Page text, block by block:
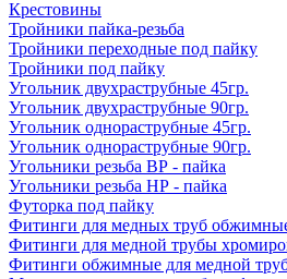
Крестовины
Тройники пайка-резьба
Тройники переходные под пайку
Тройники под пайку
Угольник двухраструбные 45гр.
Угольник двухраструбные 90гр.
Угольник однораструбные 45гр.
Угольник однораструбные 90гр.
Угольники резьба ВР - пайка
Угольники резьба НР - пайка
Футорка под пайку
Фитинги для медных труб
Фитинги для медной трубы
Фитинги обжимные для медной